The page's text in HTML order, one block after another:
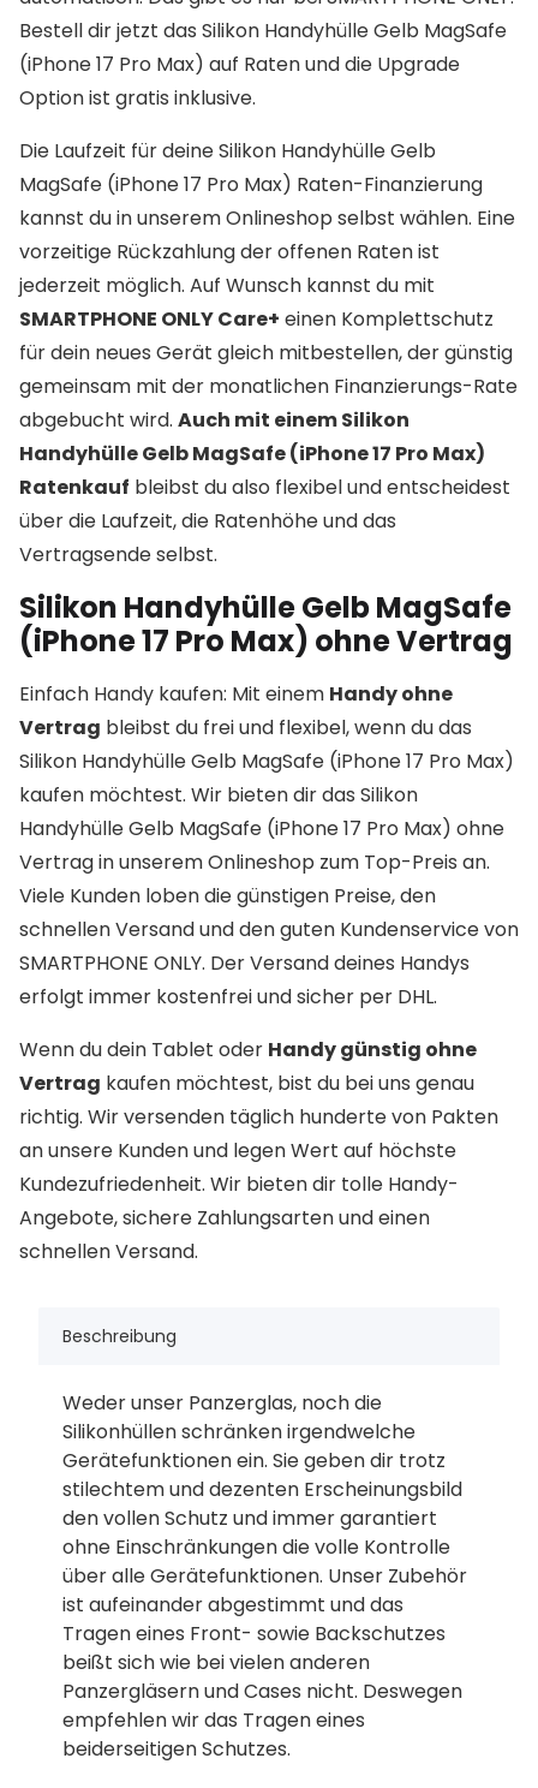
Bestell dir jetzt das Silikon Handyhülle Gelb MagSafe
(iPhone 17 Pro Max) auf Raten und die Upgrade
Option ist gratis inklusive.
Die Laufzeit für deine Silikon Handyhülle Gelb
MagSafe (iPhone 17 Pro Max) Raten-Finanzierung
kannst du in unserem Onlineshop selbst wählen. Eine
vorzeitige Rückzahlung der offenen Raten ist
jederzeit möglich. Auf Wunsch kannst du mit
SMARTPHONE ONLY Care+ einen Komplettschutz
für dein neues Gerät gleich mitbestellen, der günstig
gemeinsam mit der monatlichen Finanzierungs-Rate
abgebucht wird. Auch mit einem Silikon
Handyhülle Gelb MagSafe (iPhone 17 Pro Max)
Ratenkauf bleibst du also flexibel und entscheidest
über die Laufzeit, die Ratenhöhe und das
Vertragsende selbst.
Silikon Handyhülle Gelb MagSafe
(iPhone 17 Pro Max) ohne Vertrag
Einfach Handy kaufen: Mit einem Handy ohne
Vertrag bleibst du frei und flexibel, wenn du das
Silikon Handyhülle Gelb MagSafe (iPhone 17 Pro Max)
kaufen möchtest. Wir bieten dir das Silikon
Handyhülle Gelb MagSafe (iPhone 17 Pro Max) ohne
Vertrag in unserem Onlineshop zum Top-Preis an.
Viele Kunden loben die günstigen Preise, den
schnellen Versand und den guten Kundenservice von
SMARTPHONE ONLY. Der Versand deines Handys
erfolgt immer kostenfrei und sicher per DHL.
Wenn du dein Tablet oder Handy günstig ohne
Vertrag kaufen möchtest, bist du bei uns genau
richtig. Wir versenden täglich hunderte von Pakten
an unsere Kunden und legen Wert auf höchste
Kundezufriedenheit. Wir bieten dir tolle Handy-
Angebote, sichere Zahlungsarten und einen
schnellen Versand.
Beschreibung
Weder unser Panzerglas, noch die
Silikonhüllen schränken irgendwelche
Gerätefunktionen ein. Sie geben dir trotz
stilechtem und dezenten Erscheinungsbild
den vollen Schutz und immer garantiert
ohne Einschränkungen die volle Kontrolle
über alle Gerätefunktionen. Unser Zubehör
ist aufeinander abgestimmt und das
Tragen eines Front- sowie Backschutzes
beißt sich wie bei vielen anderen
Panzergläsern und Cases nicht. Deswegen
empfehlen wir das Tragen eines
beiderseitigen Schutzes.